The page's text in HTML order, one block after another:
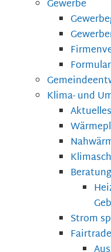
Gewerbe
Klima- und
Aktuelles
Beratung
Strom